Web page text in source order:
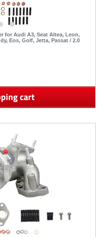
for Audi A3, Seat Altea, Leon,
Eos, Golf, Jetta, Passat / 2.0
cart